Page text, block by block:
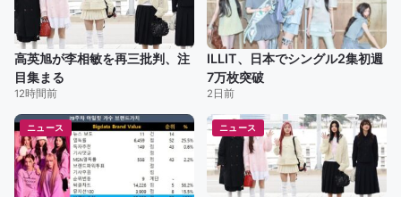
高英旭が李相敏を再三批判、注
目集まる
12時間前
ILLIT、日本でシングル2集初週
7万枚突破
2日前
ニュース ニュース